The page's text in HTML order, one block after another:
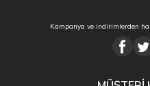
Kampanya ve indirimlerden